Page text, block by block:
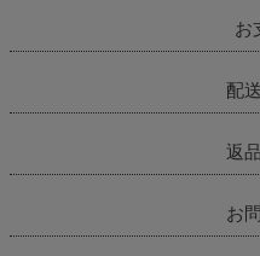
お
配
返
お